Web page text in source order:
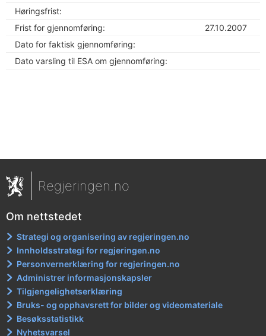
Høringsfrist:
Frist for gjennomføring:
27.10.2007
Dato for faktisk gjennomføring:
Dato varsling til ESA om gjennomføring:
Regjeringen.no
Om nettstedet
Strategi og organisering av regjeringen.no
Innholdsstrategi for regjeringen.no
Personvernerklæring for regjeringen.no
Administrer informasjonskapsler
Tilgjengelighetserklæring
Bruks- og opphavsrett for bilder og videomateriale
Besøksstatistikk
Nyhetsvarsel